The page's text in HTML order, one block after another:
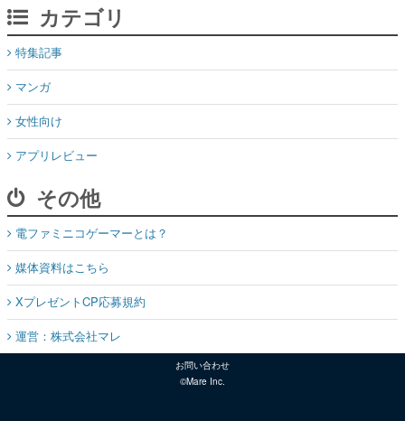
カテゴリ
特集記事
マンガ
女性向け
アプリレビュー
その他
電ファミニコゲーマーとは？
媒体資料はこちら
XプレゼントCP応募規約
運営：株式会社マレ
お問い合わせ
©Mare Inc.